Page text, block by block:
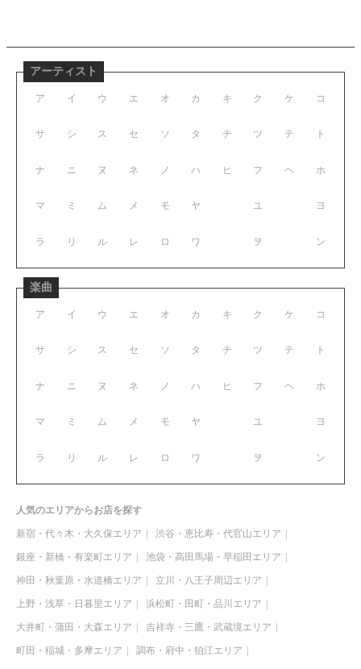
アーティスト
ア イ ウ エ オ
サ シ ス セ ソ
ナ ニ ヌ ネ ノ
マ ミ ム メ モ
ラ リ ル レ ロ
カ キ ク ケ コ
タ チ ツ テ ト
ハ ヒ フ ヘ ホ
ヤ ユ ヨ
ワ ヲ ン
楽曲
ア イ ウ エ オ
サ シ ス セ ソ
ナ ニ ヌ ネ ノ
マ ミ ム メ モ
ラ リ ル レ ロ
カ キ ク ケ コ
タ チ ツ テ ト
ハ ヒ フ ヘ ホ
ヤ ユ ヨ
ワ ヲ ン
人気のエリアからお店を探す
新宿・代々木・大久保エリア 渋谷・恵比寿・代官山エリア
銀座・新橋・有楽町エリア 池袋・高田馬場・早稲田エリア
神田・秋葉原・水道橋エリア 立川・八王子周辺エリア
上野・浅草・日暮里エリア 浜松町・田町・品川エリア
大井町・蒲田・大森エリア 吉祥寺・三鷹・武蔵境エリア
町田・稲城・多摩エリア 調布・府中・狛江エリア